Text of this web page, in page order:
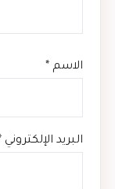
الاسم *
البريد الإلكتروني